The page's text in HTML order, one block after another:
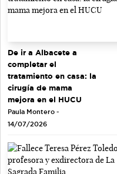
De ir a Albacete a
completar el
tratamiento en casa: la
cirugía de mama
mejora en el HUCU
Paula Montero -
14/07/2026